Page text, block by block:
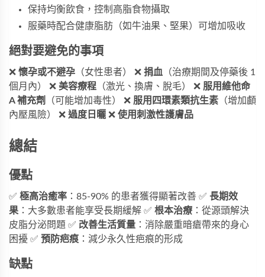
保持均衡飲食，控制高脂食物攝取
服藥時配合健康脂肪（如牛油果、堅果）可增加吸收
絕對要避免的事項
❌ 懷孕或不避孕 （女性患者） ❌ 捐血
（治療期間及停藥後 1
個月內） ❌ 美容療程 （激光、換膚、脫毛） ❌ 服用維他命
A 補充劑
（可能增加毒性） ❌ 服用四環素類抗生素 （增加顱
內壓風險） ❌ 過度日曬 ❌ 使用刺激性護膚品
總結
優點
✅ 極高治癒率 ：85-90% 的患者獲得顯著改善 ✅ 長期效
果 ：大多數患者能享受長期緩解 ✅ 根本治療 ：從源頭解決
皮脂分泌問題 ✅ 改善生活質量 ：消除嚴重暗瘡帶來的身心
困擾 ✅ 預防疤痕 ：減少永久性疤痕的形成
缺點